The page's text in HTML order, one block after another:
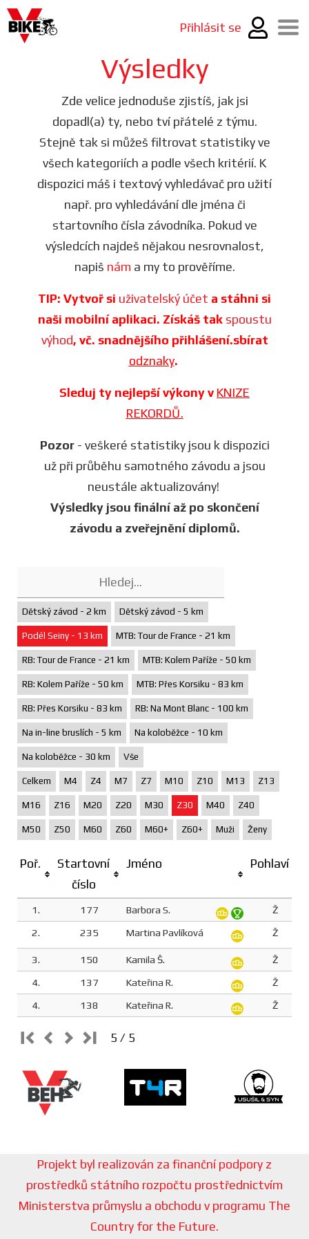
Přihlásit se
Výsledky
Zde velice jednoduše zjistíš, jak jsi
dopadl(a) ty, nebo tví přátelé z týmu.
Stejně tak si můžeš filtrovat statistiky ve
všech kategoriích a podle všech kritérií. K
dispozici máš i textový vyhledávač pro užití
např. pro vyhledávání dle jména či
startovního čísla závodníka. Pokud ve
výsledcích najdeš nějakou nesrovnalost,
napiš nám a my to prověříme.
TIP: Vytvoř si uživatelský účet a stáhni si
naši mobilní aplikaci. Získáš tak spoustu
výhod, vč. snadnějšího přihlášení.sbírat
odznaky.
Sleduj ty nejlepší výkony v KNIZE
REKORDŮ.
Pozor- veškeré statistiky jsou k dispozici
už při průběhu samotného závodu a jsou
neustále aktualizovány!
Výsledky jsou finální až po skončení
závodu a zveřejnění diplomů.
Dětský závod - 2 km Dětský závod - 5 km
Podél Seiny - 13 km MTB: Tour de France - 21 km
RB: Tour de France - 21 km MTB: Kolem Paříže - 50 km
RB: Kolem Paříže - 50 km MTB: Přes Korsiku - 83 km
RB: Přes Korsiku - 83 km RB: Na Mont Blanc - 100 km
Na in-line bruslích - 5 km Na koloběžce - 10 km
Na koloběžce - 30 km Vše
Celkem M4 Z4 M7 Z7 M10 Z10 M13 Z13
M16 Z16 M20 Z20 M30 Z30 M40 Z40
M50 Z50 M60 Z60 M60+ Z60+ Muži Ženy
Poř.
Startovní
číslo
Jméno Pohlaví
1. 177 Barbora S.
Ž
2.
235 Martina Pavlíková Ž
3. 150 Kamila Š.
Ž
4.
137 Kateřina R.
Ž
4.
138 Kateřina R. Ž
5 / 5
Projekt byl realizován za finanční podpory z
prostředků státního rozpočtu prostřednictvím
Ministerstva průmyslu a obchodu v programu The
Country for the Future.